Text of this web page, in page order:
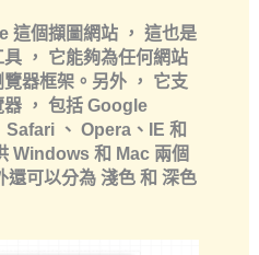
這個擷圖網站 ， 這也是
， 它能夠為任何網站
器框架。另外 ， 它支
， 包括 Google
、 Opera、IE 和
Windows 和 Mac 兩個
還可以分為淺色和 深色